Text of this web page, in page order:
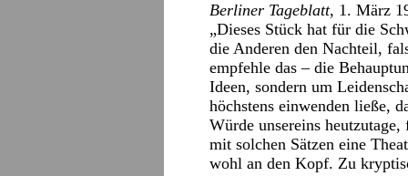
Berliner Tageblatt, 1. März
„Dieses Stück hat für die
die Anderen den Nachteil,
empfehle das – die
Ideen, sondern um
höchstens einwenden ließe,
Würde unsereins
mit solchen Sätzen eine
wohl an den Kopf. Zu